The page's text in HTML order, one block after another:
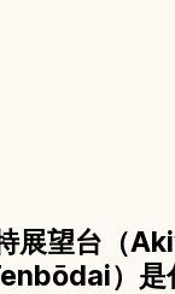
展望台（
）是